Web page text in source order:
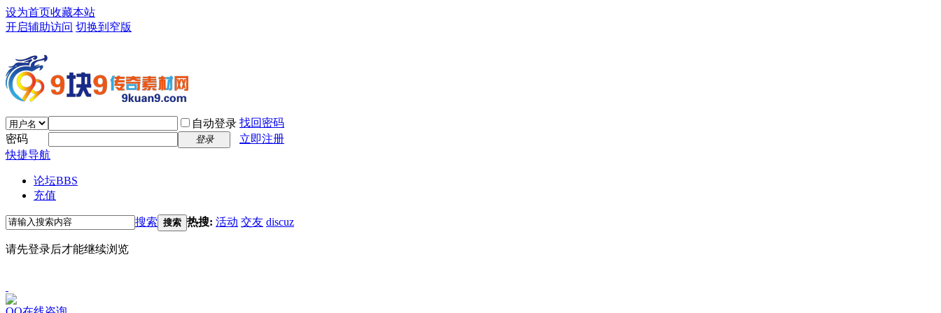
设为首页收藏本站
开启辅助访问 切换到窄版
自动登录 找回密码
密码
登录
立即注册
快捷导航
论坛BBS
充值
搜索 搜索 热搜: 活动 交友 discuz
请先登录后才能继续浏览